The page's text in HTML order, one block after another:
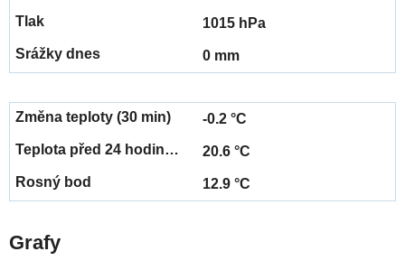
1015 hPa
0 mm
-0.2 °C
20.6 °C
12.9 °C
Grafy